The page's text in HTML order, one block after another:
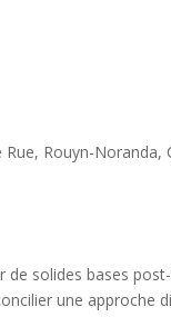
Rouyn-Noranda,
solides bases
une approche